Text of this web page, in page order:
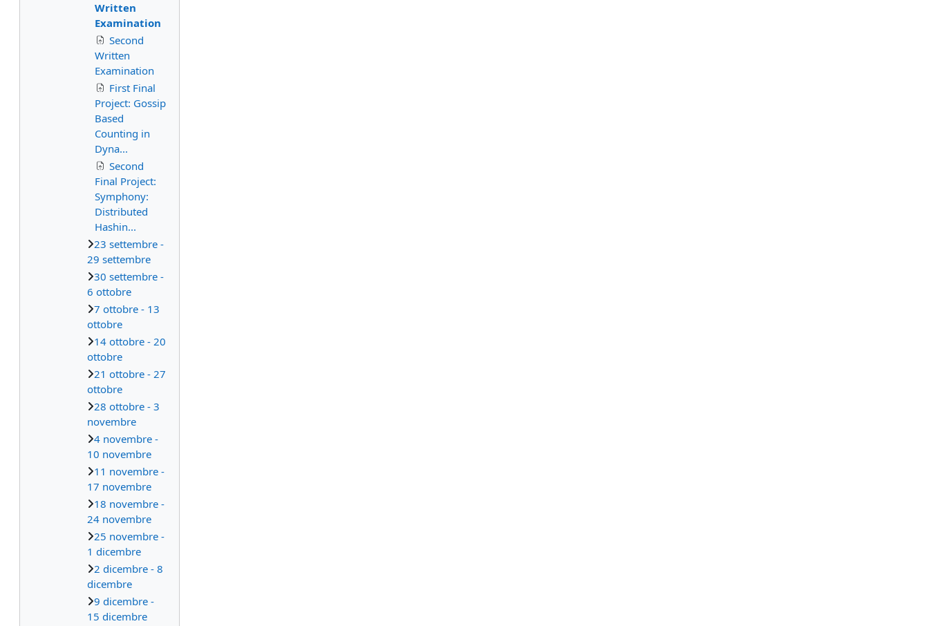
Written
Examination
Second
Written
Examination
First Final
Project: Gossip
Based
Counting in
Dyna...
Second
Final Project:
Symphony:
Distributed
Hashin...
23 settembre -
29 settembre
30 settembre -
6 ottobre
7 ottobre - 13
ottobre
14 ottobre - 20
ottobre
21 ottobre - 27
ottobre
28 ottobre - 3
novembre
4 novembre -
10 novembre
11 novembre -
17 novembre
18 novembre -
24 novembre
25 novembre -
1 dicembre
2 dicembre - 8
dicembre
9 dicembre -
15 dicembre